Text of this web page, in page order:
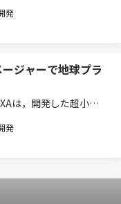
導を示す銅酸化物超
質を解明した（ニュー
発
ジャーで地球プラ
は，開発した超小型
撮影することに成功し
JAXAと東京大学が共
発